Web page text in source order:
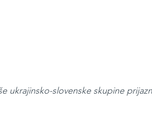
ukrajinsko-slovenske skupine